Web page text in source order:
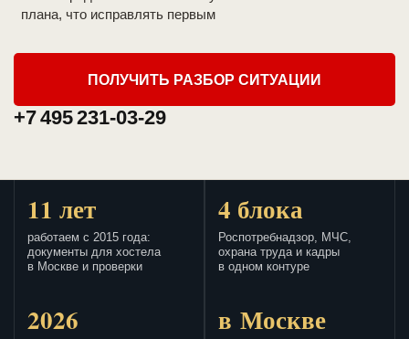
плана, что исправлять первым
ПОЛУЧИТЬ РАЗБОР СИТУАЦИИ
+7 495 231-03-29
11 лет
работаем с 2015 года:
документы для хостела
в Москве и проверки
4 блока
Роспотребнадзор, МЧС,
охрана труда и кадры
в одном контуре
2026 в Москве